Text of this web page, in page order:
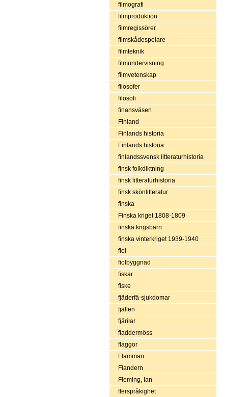
filmografi
filmproduktion
filmregissörer
filmskådespelare
filmteknik
filmundervisning
filmvetenskap
filosofer
filosofi
finansväsen
Finland
Finlands historia
Finlands historia
finlandssvensk litteraturhistoria
finsk folkdiktning
finsk litteraturhistoria
finsk skönlitteratur
finska
Finska kriget 1808-1809
finska krigsbarn
finska vinterkriget 1939-1940
fiol
fiolbyggnad
fiskar
fiske
fjäderfä-sjukdomar
fjällen
fjärilar
fladdermöss
flaggor
Flamman
Flandern
Fleming, Ian
flerspråkighet